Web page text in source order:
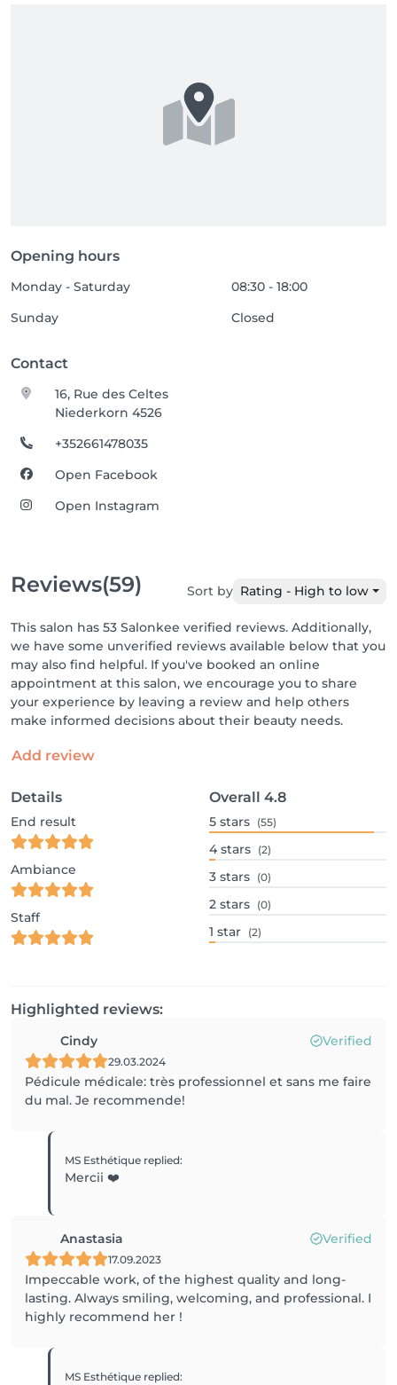
Opening hours
Monday - Saturday
08:30 - 18:00
Sunday
Closed
Contact
16, Rue des Celtes
Niederkorn 4526
+352661478035
Open Facebook
Open Instagram
Reviews(59) Sort by Rating - High to low
This salon has 53 Salonkee verified reviews. Additionally,
we have some unverified reviews available below that you
may also find helpful. If you've booked an online
appointment at this salon, we encourage you to share
your experience by leaving a review and help others
make informed decisions about their beauty needs.
Add review
Details
End result
Ambiance
Staff
Overall 4.8
5 stars (55)
4 stars (2)
3 stars (0)
2 stars (0)
1 star (2)
Highlighted reviews:
Cindy Verified
29.03.2024
Pédicule médicale: très professionnel et sans me faire
du mal. Je recommende!
MS Esthétique replied:
Mercii ❤️
Anastasia Verified
17.09.2023
Impeccable work, of the highest quality and long-
lasting. Always smiling, welcoming, and professional. I
highly recommend her !
MS Esthétique replied: